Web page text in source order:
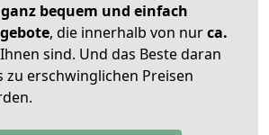
bequem und einfach
, die innerhalb von nurca.
sind. Und das Beste daran
zu erschwinglichen Preisen